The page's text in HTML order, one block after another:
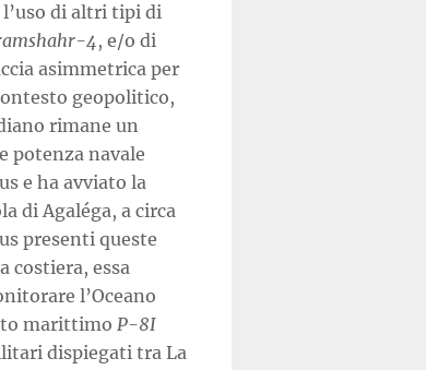
di altri tipi di
4, e/o di
asimmetrica per
geopolitico,
rimane un
potenza navale
e ha avviato la
di Agaléga, a circa
presenti queste
costiera, essa
l’Oceano
marittimo P-8I
dispiegati tra La